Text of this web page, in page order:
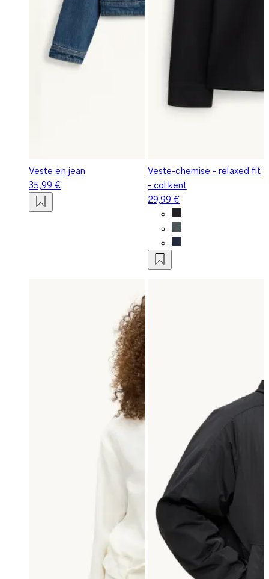
Veste en jean
35,99 €
Veste-chemise - relaxed fit
- col kent
29,99 €